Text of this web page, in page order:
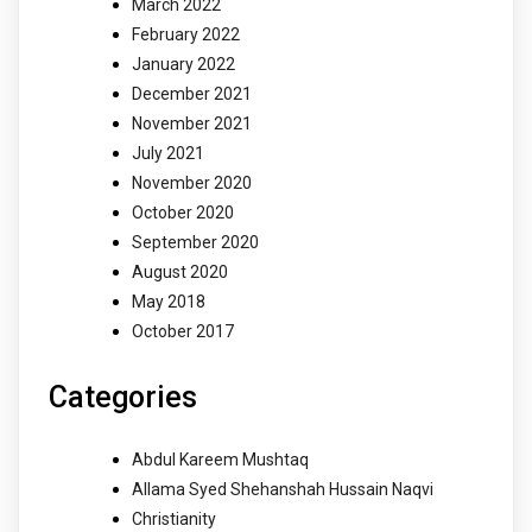
March 2022
February 2022
January 2022
December 2021
November 2021
July 2021
November 2020
October 2020
September 2020
August 2020
May 2018
October 2017
Categories
Abdul Kareem Mushtaq
Allama Syed Shehanshah Hussain Naqvi
Christianity